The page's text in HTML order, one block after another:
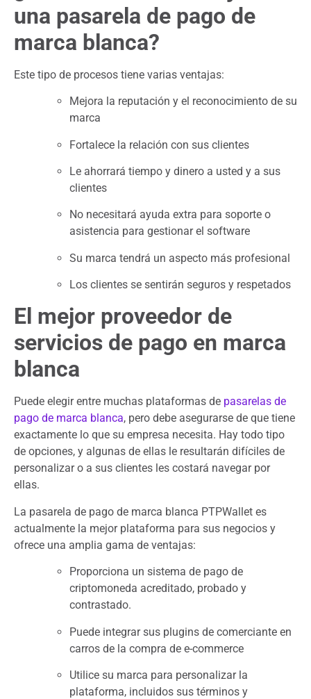
una pasarela de pago de
marca blanca?
Este tipo de procesos tiene varias ventajas:
Mejora la reputación y el reconocimiento de su
marca
Fortalece la relación con sus clientes
Le ahorrará tiempo y dinero a usted y a sus
clientes
No necesitará ayuda extra para soporte o
asistencia para gestionar el software
Su marca tendrá un aspecto más profesional
Los clientes se sentirán seguros y respetados
El mejor proveedor de
servicios de pago en marca
blanca
Puede elegir entre muchas plataformas de pasarelas de
pago de marca blanca, pero debe asegurarse de que tiene
exactamente lo que su empresa necesita. Hay todo tipo
de opciones, y algunas de ellas le resultarán difíciles de
personalizar o a sus clientes les costará navegar por
ellas.
La pasarela de pago de marca blanca PTPWallet es
actualmente la mejor plataforma para sus negocios y
ofrece una amplia gama de ventajas:
Proporciona un sistema de pago de
criptomoneda acreditado, probado y
contrastado.
Puede integrar sus plugins de comerciante en
carros de la compra de e-commerce
Utilice su marca para personalizar la
plataforma, incluidos sus términos y